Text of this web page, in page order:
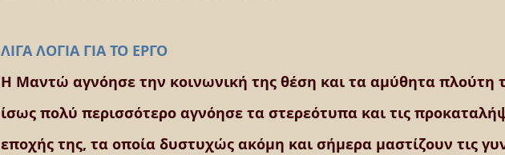
ΛΙΓΑ ΛΟΓΙΑ ΓΙΑ ΤΟ ΕΡΓΟ
Η Μαντώ αγνόησε την κοινωνική της θέση και τα αμύθητα πλούτη
ίσως πολύ περισσότερο αγνόησε τα στερεότυπα και τις
εποχής της, τα οποία δυστυχώς ακόμη και σήμερα μαστίζουν τις